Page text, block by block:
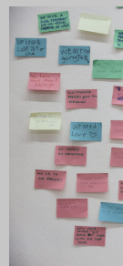
Das
Das
Das